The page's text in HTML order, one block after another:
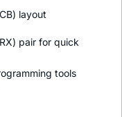
layout
pair for quick
tools